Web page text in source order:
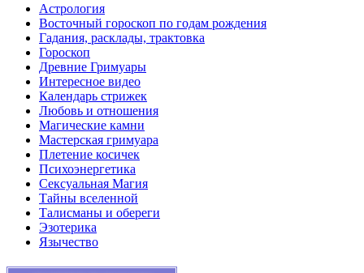
Астрология
Восточный гороскоп по годам рождения
Гадания, расклады, трактовка
Гороскоп
Древние Гримуары
Интересное видео
Календарь стрижек
Любовь и отношения
Магические камни
Мастерская гримуара
Плетение косичек
Психоэнергетика
Сексуальная Магия
Тайны вселенной
Талисманы и обереги
Эзотерика
Язычество